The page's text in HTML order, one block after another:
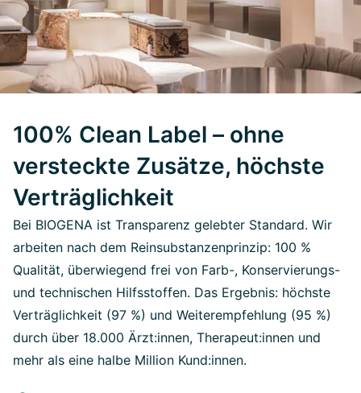
100% Clean Label – ohne
versteckte Zusätze, höchste
Verträglichkeit
Bei BIOGENA ist Transparenz gelebter Standard. Wir
arbeiten nach dem Reinsubstanzenprinzip: 100 %
Qualität, überwiegend frei von Farb-, Konservierungs-
und technischen Hilfsstoffen. Das Ergebnis: höchste
Verträglichkeit (97 %) und Weiterempfehlung (95 %)
durch über 18.000 Ärzt:innen, Therapeut:innen und
mehr als eine halbe Million Kund:innen.